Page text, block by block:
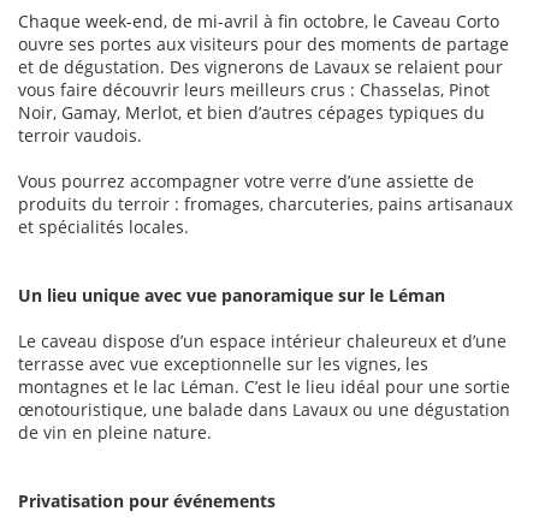
Chaque week-end, de mi-avril à fin octobre, le Caveau Corto
ouvre ses portes aux visiteurs pour des moments de partage
et de dégustation. Des vignerons de Lavaux se relaient pour
vous faire découvrir leurs meilleurs crus : Chasselas, Pinot
Noir, Gamay, Merlot, et bien d’autres cépages typiques du
terroir vaudois.
Vous pourrez accompagner votre verre d’une assiette de
produits du terroir : fromages, charcuteries, pains artisanaux
et spécialités locales.
Un lieu unique avec vue panoramique sur le Léman
Le caveau dispose d’un espace intérieur chaleureux et d’une
terrasse avec vue exceptionnelle sur les vignes, les
montagnes et le lac Léman. C’est le lieu idéal pour une sortie
œnotouristique, une balade dans Lavaux ou une dégustation
de vin en pleine nature.
Privatisation pour événements